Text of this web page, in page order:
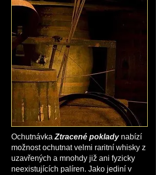
​Ochutnávka Ztracené poklady nabízí
možnost ochutnat velmi raritní whisky z
uzavřených a mnohdy již ani fyzicky
neexistujících palíren. Jako jediní v